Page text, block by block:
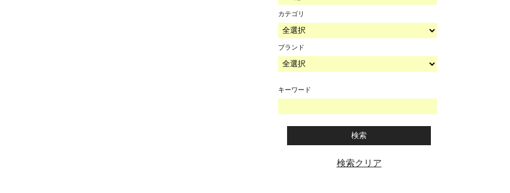
カテゴリ
ブランド
キーワード
検索クリア